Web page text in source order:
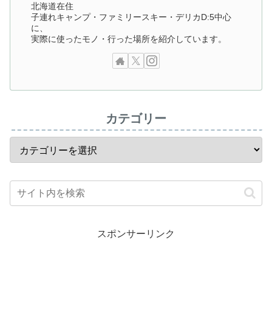
北海道在住
子連れキャンプ・ファミリースキー・デリカD:5中心
に、
実際に使ったモノ・行った場所を紹介しています。
カテゴリー
スポンサーリンク